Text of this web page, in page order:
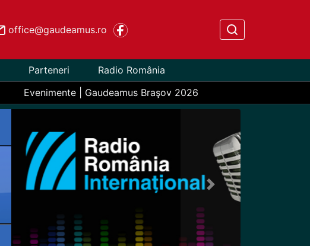
office@gaudeamus.ro
Parteneri
Radio România
Evenimente | Gaudeamus Braşov 2026
Next